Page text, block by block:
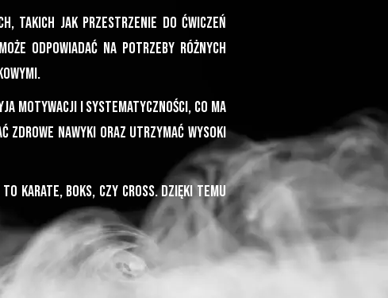
takich jak przestrzenie do ćwiczeń
odpowiadać na potrzeby różnych
motywacji i systematyczności, co ma
zdrowe nawyki oraz utrzymać wysoki
karate, boks, czy cross. Dzięki temu